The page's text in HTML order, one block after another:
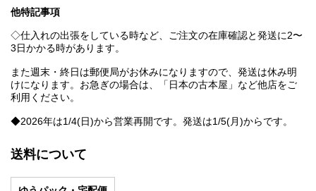
他特記事項
◇仕入れの出張をしている時など、ご注文の在庫確認と発送に2〜
3日かかる時があります。
また週末・終日は郵便局がお休みになりますので、発送は休み明
けになります。お急ぎの場合は、「日本の古本屋」など他店をご
利用ください。
◆2026年は1/4(日)から営業再開です。発送は1/5(月)からです。
送料について